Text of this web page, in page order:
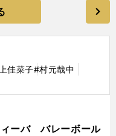
佳菜子#村元哉中
ィーバ バレーボール